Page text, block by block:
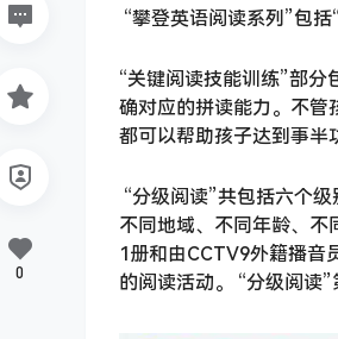
“攀登英语阅读系列”包
“关键阅读技能训练”部分
确对应的拼读能力。不管
都可以帮助孩子达到事半
“分级阅读”共包括六个
不同地域、不同年龄、不
1册和由CCTV9外籍播音
的阅读活动。 “分级阅读
0